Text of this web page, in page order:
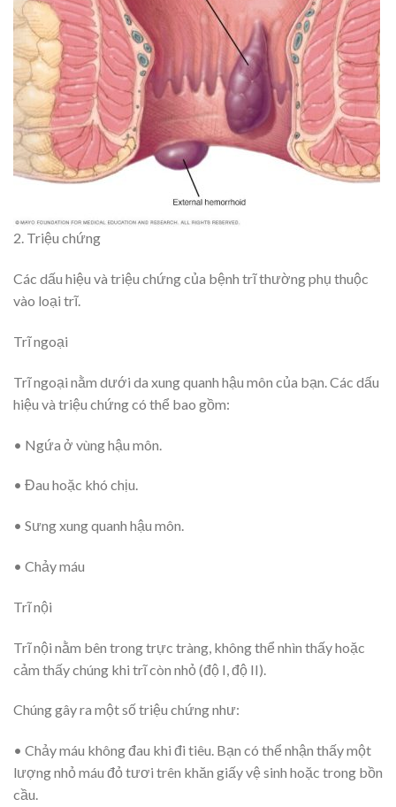
2. Triệu chứng
Các dấu hiệu và triệu chứng của bệnh trĩ thường phụ thuộc
vào loại trĩ.
Trĩ ngoại
Trĩ ngoại nằm dưới da xung quanh hậu môn của bạn. Các dấu
hiệu và triệu chứng có thể bao gồm:
• Ngứa ở vùng hậu môn.
• Đau hoặc khó chịu.
• Sưng xung quanh hậu môn.
• Chảy máu
Trĩ nội
Trĩ nội nằm bên trong trực tràng, không thể nhìn thấy hoặc
cảm thấy chúng khi trĩ còn nhỏ (độ I, độ II).
Chúng gây ra một số triệu chứng như:
• Chảy máu không đau khi đi tiêu. Bạn có thể nhận thấy một
lượng nhỏ máu đỏ tươi trên khăn giấy vệ sinh hoặc trong bồn
cầu.